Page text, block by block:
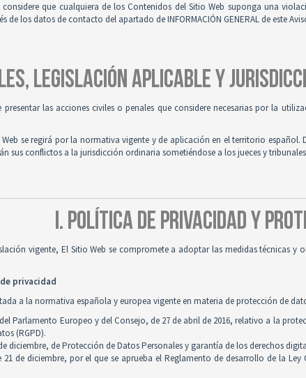
que cualquiera de los Contenidos del Sitio Web suponga una
de los datos de contacto del apartado de INFORMACIÓN GENERAL de este
LEGISLACIÓN APLICABLE Y
presentar las acciones civiles o penales que considere necesarias por la
se regirá por la normativa vigente y de aplicación en el territorio
sus conflictos a la jurisdicción ordinaria sometiéndose a los jueces y
I. POLÍTICA DE PRIVACIDAD Y
vigente, El Sitio Web se compromete a adoptar las medidas técnicas y
privacidad
a la normativa española y europea vigente en materia de protección de
Parlamento Europeo y del Consejo, de 27 de abril de 2016, relativo a la
(RGPD).
diciembre, de Protección de Datos Personales y garantía de los derechos
21 de diciembre, por el que se aprueba el Reglamento de desarrollo de la